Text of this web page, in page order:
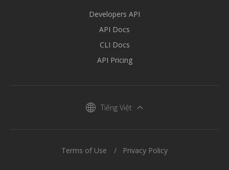
Developers API
API Docs
CLI Docs
API Pricing
Tiếng Việt
Terms of Use Privacy Policy